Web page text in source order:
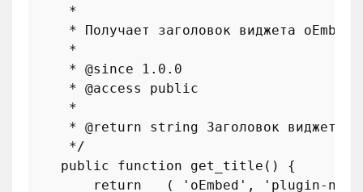
     *
     * Получает заголовок виджета oEmbed.
     *
     *
@since 1.0.0
     *
@access
public
     *
     *
@return string Заголовок виджета.
     */
public
function get_title ( ) {
return
( 'oEmbed' ,
'plugin-